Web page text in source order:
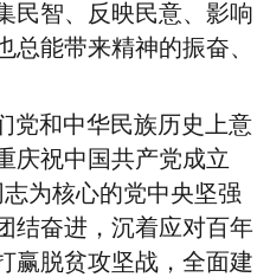
民智、反映民意、影响
总能带来精神的振奋、
党和中华民族历史上意
庆祝中国共产党成立
为核心的党中央坚强
结奋进，沉着应对百年
赢脱贫攻坚战，全面建